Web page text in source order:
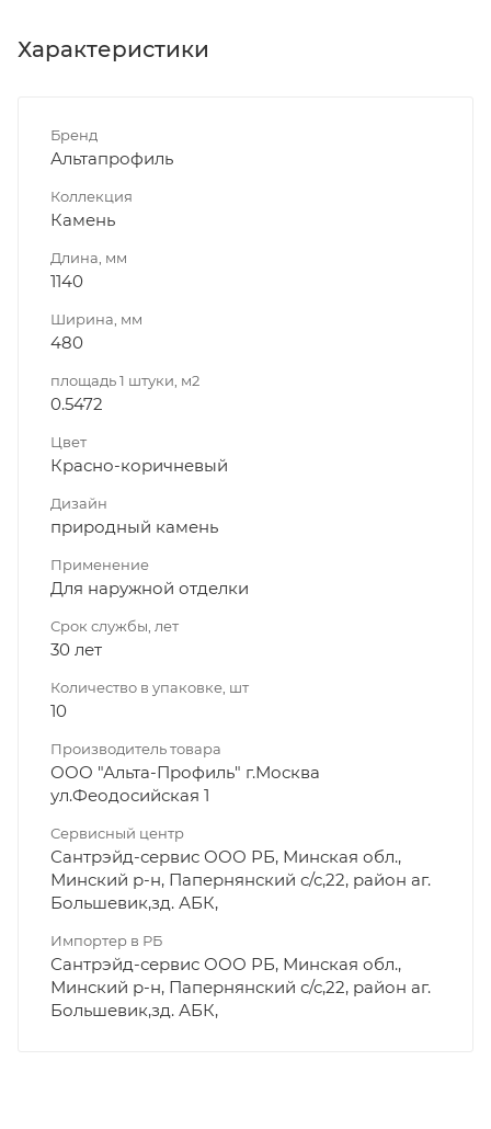
Характеристики
Бренд
Альтапрофиль
Коллекция
Камень
Длина, мм
1140
Ширина, мм
480
площадь 1 штуки, м2
0.5472
Цвет
Красно-коричневый
Дизайн
природный камень
Применение
Для наружной отделки
Срок службы, лет
30 лет
Количество в упаковке, шт
10
Производитель товара
ООО "Альта-Профиль" г.Москва
ул.Феодосийская 1
Сервисный центр
Сантрэйд-сервис ООО РБ, Минская обл.,
Минский р-н, Папернянский с/с,22, район аг.
Большевик,зд. АБК,
Импортер в РБ
Сантрэйд-сервис ООО РБ, Минская обл.,
Минский р-н, Папернянский с/с,22, район аг.
Большевик,зд. АБК,